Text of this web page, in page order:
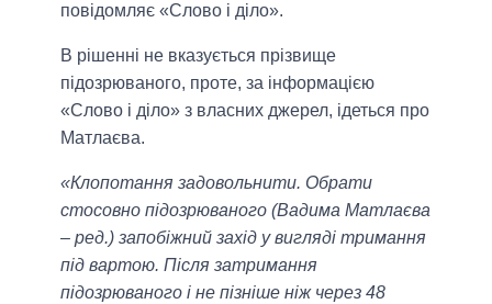
повідомляє «Слово і діло».
В рішенні не вказується прізвище
підозрюваного, проте, за інформацією
«Слово і діло» з власних джерел, ідеться про
Матлаєва.
«Клопотання задовольнити. Обрати
стосовно підозрюваного (Вадима Матлаєва
– ред.) запобіжний захід у вигляді тримання
під вартою. Після затримання
підозрюваного і не пізніше ніж через 48